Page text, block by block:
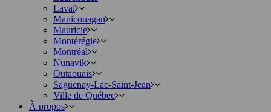
Laval
Manicouagan
Mauricie
Montérégie
Montréal
Nunavik
Outaouais
Saguenay-Lac-Saint-Jean
Ville de Québec
À propos